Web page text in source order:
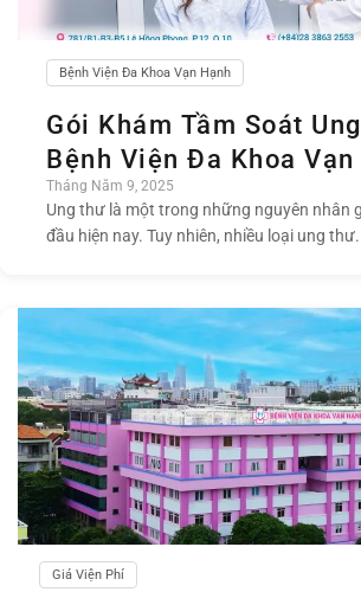
Bệnh Viện Đa Khoa Vạn Hạnh
Gói Khám Tầm Soát
Bệnh Viện Đa Khoa Vạn
Tháng Năm 9, 2025
Ung thư là một trong những nguyên nhân
đầu hiện nay. Tuy nhiên, nhiều loại ung
Giá Viện Phí